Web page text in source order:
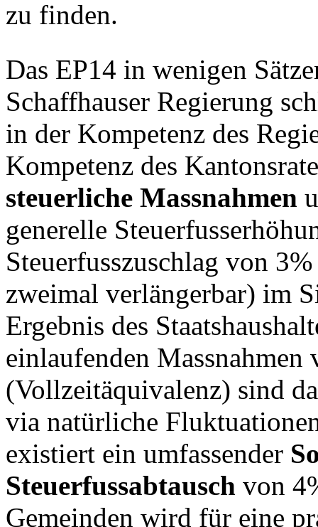
zu finden.
Das EP14 in wenigen
Schaffhauser Regierung
in der Kompetenz des
Kompetenz des
steuerliche Massnahmen
generelle
Steuerfusszuschlag von
zweimal verlängerbar) im
Ergebnis des
einlaufenden
(Vollzeitäquivalenz) sind
via natürliche
existiert ein umfassender
Steuerfussabtausch von
Gemeinden wird für eine